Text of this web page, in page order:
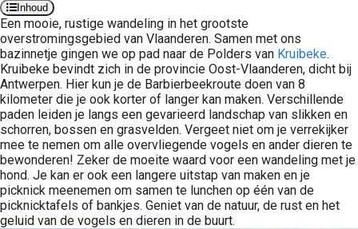
Inhoud
Een mooie, rustige wandeling in het grootste
overstromingsgebied van Vlaanderen. Samen met ons
bazinnetje gingen we op pad naar de Polders van Kruibeke.
Kruibeke bevindt zich in de provincie Oost-Vlaanderen, dicht bij
Antwerpen. Hier kun je de Barbierbeekroute doen van 8
kilometer die je ook korter of langer kan maken. Verschillende
paden leiden je langs een gevarieerd landschap van slikken en
schorren, bossen en grasvelden. Vergeet niet om je verrekijker
mee te nemen om alle overvliegende vogels en ander dieren te
bewonderen! Zeker de moeite waard voor een wandeling met je
hond. Je kan er ook een langere uitstap van maken en je
picknick meenemen om samen te lunchen op één van de
picknicktafels of bankjes. Geniet van de natuur, de rust en het
geluid van de vogels en dieren in de buurt.